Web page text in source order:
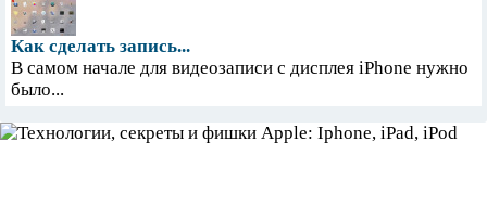
Как сделать запись...
В самом начале для видеозаписи с дисплея iPhone нужно
было...